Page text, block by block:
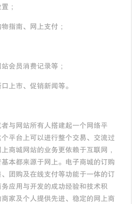
；
指南、网上支付；
会员消费记录等；
市、促销新闻等。
网站所有人搭建起一个网络平
平台上可以进行整个交易、交流过
商城网站的业务更依赖于互联网，
本都来源于网上。电子商城的订购
团购及在线支付等功能于一体的订
应用与开发的成功经验和技术积
家及个人提供先进、稳定的网上商